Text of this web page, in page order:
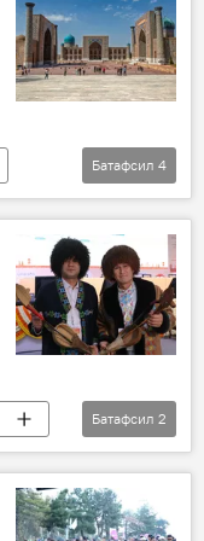
Батафсил 4
Батафсил 2